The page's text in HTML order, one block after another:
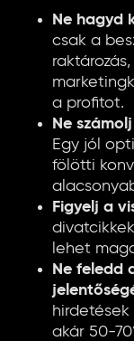
Ne hagyd
csak a
a profitot.
Ne
Egy jól
fölötti
Figyelj a
lehet
Ne feledd
akár 50-